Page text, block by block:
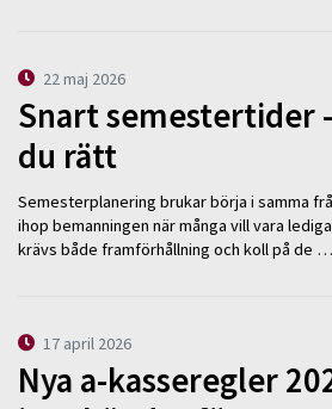
22 maj 2026
Snart semestertider
du rätt
Semesterplanering brukar börja i samma
ihop bemanningen när många vill vara
krävs både framförhållning och koll på de …
17 april 2026
Nya a-kasseregler